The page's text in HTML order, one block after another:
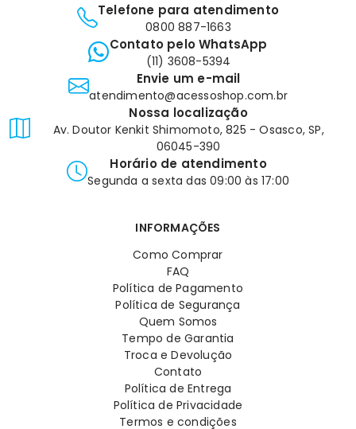
Telefone para atendimento
0800 887-1663
Contato pelo WhatsApp
(11) 3608-5394
Envie um e-mail
atendimento@acessoshop.com.br
Nossa localização
Av. Doutor Kenkit Shimomoto, 825 - Osasco, SP,
06045-390
Horário de atendimento
Segunda a sexta das 09:00 às 17:00
INFORMAÇÕES
Como Comprar
FAQ
Política de Pagamento
Política de Segurança
Quem Somos
Tempo de Garantia
Troca e Devolução
Contato
Política de Entrega
Política de Privacidade
Termos e condições